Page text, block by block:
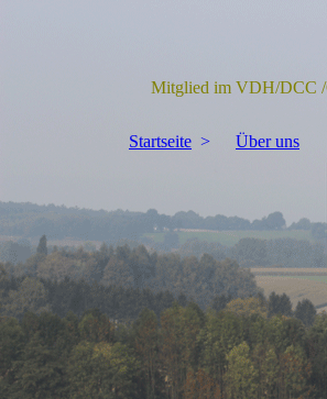
Mitglied im VDH/DCC
Startseite Über uns